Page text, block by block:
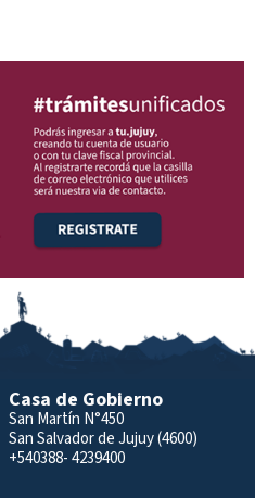
Casa de Gobierno
San Martín N°450
San Salvador de Jujuy (4600)
+540388- 4239400